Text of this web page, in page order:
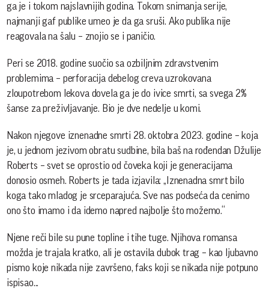
ga je i tokom najslavnijih godina. Tokom snimanja serije,
najmanji gaf publike umeo je da ga sruši. Ako publika nije
reagovala na šalu – znojio se i paničio.
Peri se 2018. godine suočio sa ozbiljnim zdravstvenim
problemima – perforacija debelog creva uzrokovana
zloupotrebom lekova dovela ga je do ivice smrti, sa svega 2%
šanse za preživljavanje. Bio je dve nedelje u komi.
Nakon njegove iznenadne smrti 28. oktobra 2023. godine – koja
je, u jednom jezivom obratu sudbine, bila baš na rođendan Džulije
Roberts – svet se oprostio od čoveka koji je generacijama
donosio osmeh. Roberts je tada izjavila: „Iznenadna smrt bilo
koga tako mladog je srceparajuća. Sve nas podseća da cenimo
ono što imamo i da idemo napred najbolje što možemo.“
Njene reči bile su pune topline i tihe tuge. Njihova romansa
možda je trajala kratko, ali je ostavila dubok trag – kao ljubavno
pismo koje nikada nije završeno, faks koji se nikada nije potpuno
ispisao...